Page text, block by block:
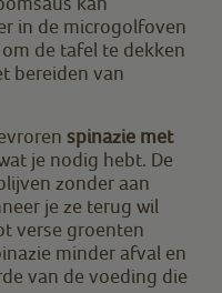
in de microgolfoven
de tafel te dekken
bereiden van
spinazie met
je nodig hebt. De
zonder aan
je ze terug wil
verse groenten
minder afval en
van de voeding die